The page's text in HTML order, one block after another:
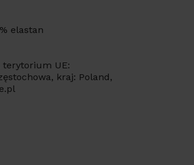
elastan
UE:
kraj: Poland,